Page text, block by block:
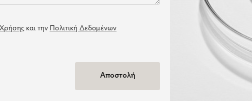
και την Πολιτική Δεδομένων
Αποστολή